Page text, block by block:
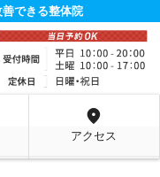
できる整体院
location_on
アクセス